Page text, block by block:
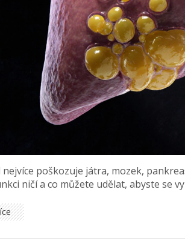
poškozuje játra, mozek,
ničí a co můžete udělat, abyste se